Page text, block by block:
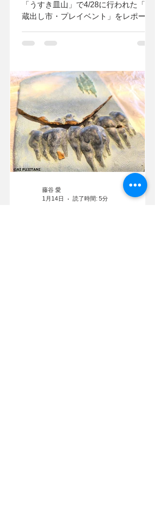
「うすき皿山」で4/28に行われた「大
蔵出し市・プレイベント」をレポー
楽しめた大人イベントです。
藤谷 愛
1月14日
読了時間: 5分